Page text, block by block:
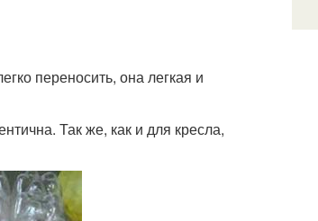
переносить, она легкая и
Так же, как и для кресла,